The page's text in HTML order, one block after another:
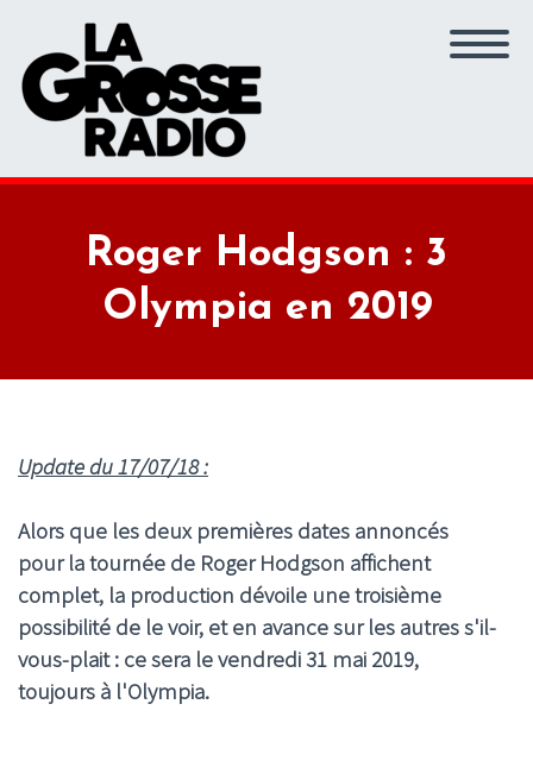
Roger Hodgson : 3
Olympia en 2019
Update du 17/07/18 :
Alors que les deux premières dates annoncés
pour la tournée de Roger Hodgson affichent
complet, la production dévoile une troisième
possibilité de le voir, et en avance sur les autres s'il-
vous-plait : ce sera le vendredi 31 mai 2019,
toujours à l'Olympia.